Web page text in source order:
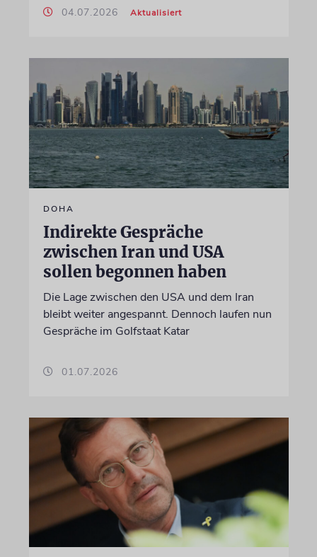
04.07.2026 Aktualisiert
DOHA
Indirekte Gespräche
zwischen Iran und USA
sollen begonnen haben
Die Lage zwischen den USA und dem Iran
bleibt weiter angespannt. Dennoch laufen nun
Gespräche im Golfstaat Katar
01.07.2026